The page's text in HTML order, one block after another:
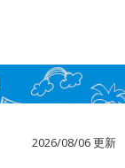
2026/08/06 更新